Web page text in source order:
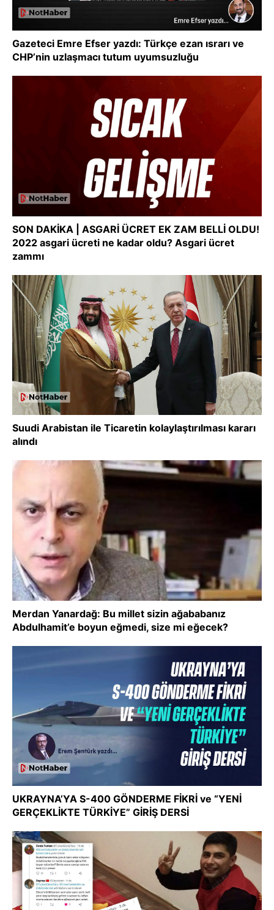
Gazeteci Emre Efser yazdı: Türkçe ezan ısrarı ve
CHP’nin uzlaşmacı tutum uyumsuzluğu
SON DAKİKA | ASGARİ ÜCRET EK ZAM BELLİ OLDU!
2022 asgari ücreti ne kadar oldu? Asgari ücret
zammı
Suudi Arabistan ile Ticaretin kolaylaştırılması kararı
alındı
Merdan Yanardağ: Bu millet sizin ağababanız
Abdulhamit’e boyun eğmedi, size mi eğecek?
UKRAYNA’YA S-400 GÖNDERME FİKRİ ve “YENİ
GERÇEKLİKTE TÜRKİYE” GİRİŞ DERSİ